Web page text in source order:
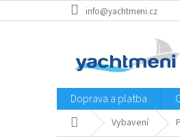
na
info@yachtmeni.cz
Doprava a platba
Domů Vybavení